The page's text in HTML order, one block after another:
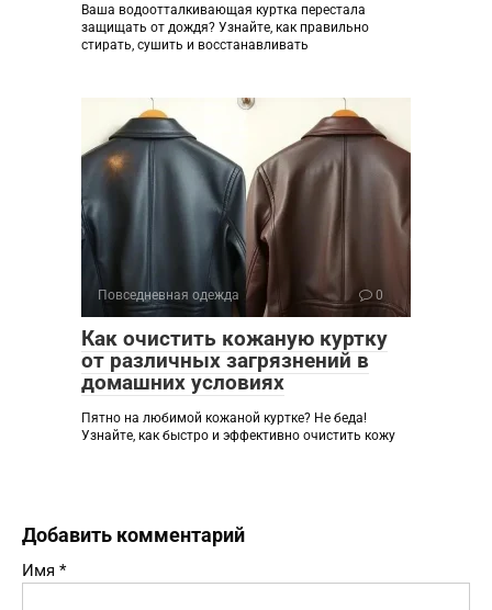
Ваша водоотталкивающая куртка перестала
защищать от дождя? Узнайте, как правильно
стирать, сушить и восстанавливать
Повседневная одежда 0
Как очистить кожаную куртку
от различных загрязнений в
домашних условиях
Пятно на любимой кожаной куртке? Не беда!
Узнайте, как быстро и эффективно очистить кожу
Добавить комментарий
Имя *